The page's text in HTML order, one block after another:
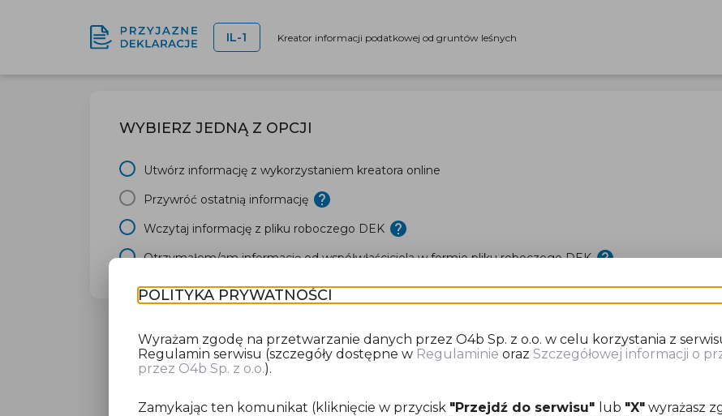
IL-1 Kreator informacji podatkowej od gruntów leśnych
WYBIERZ JEDNĄ Z OPCJI
Utwórz informację z wykorzystaniem kreatora online
Przywróć ostatnią informację
Wczytaj informację z pliku roboczego DEK
Otrzymałem/am informację od współwłaściciela w formie pliku roboczego DEK
POLITYKA PRYWATNOŚCI
Wyrażam zgodę na przetwarzanie danych przez O4b Sp. z o.o. w celu korzystania z
Regulamin serwisu (szczegóły dostępne w Regulaminie orazSzczegółowej informacji o
przez O4b Sp. z o.o.).
Zamykając ten komunikat (kliknięcie w przycisk "Przejdź do serwisu" lub "X" wyrażasz